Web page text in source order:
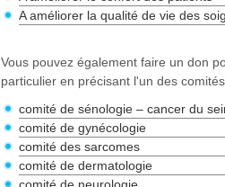
A améliorer la qualité de vie des
Vous pouvez également faire un don
particulier en précisant l'un des
comité de sénologie – cancer du
comité de gynécologie
comité des sarcomes
comité de dermatologie